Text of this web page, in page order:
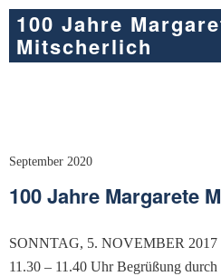
100 Jahre
Mitscherlich
September 2020
100 Jahre Margarete
SONNTAG, 5. NOVEMBER 2017
11.30 – 11.40 Uhr Begrüßung